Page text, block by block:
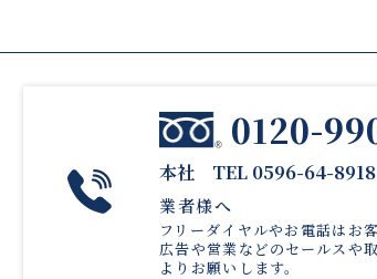
0120-
本社 TEL 0596-64-8918
業者様へ
フリーダイヤルやお電話はお
広告や営業などのセールスや
よりお願いします。